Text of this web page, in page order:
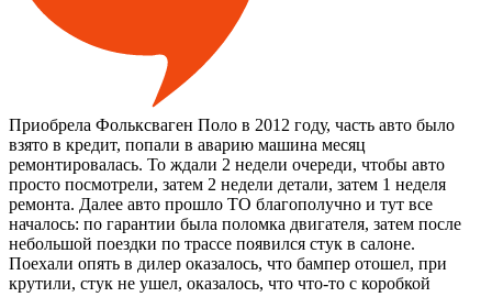
Приобрела Фольксваген Поло в 2012 году, часть авто было
взято в кредит, попали в аварию машина месяц
ремонтировалась. То ждали 2 недели очереди, чтобы авто
просто посмотрели, затем 2 недели детали, затем 1 неделя
ремонта. Далее авто прошло ТО благополучно и тут все
началось: по гарантии была поломка двигателя, затем после
небольшой поездки по трассе появился стук в салоне.
Поехали опять в дилер оказалось, что бампер отошел, при
крутили, стук не ушел, оказалось, что что-то с коробкой